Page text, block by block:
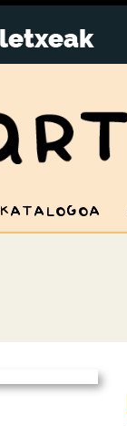
KATALOGOA